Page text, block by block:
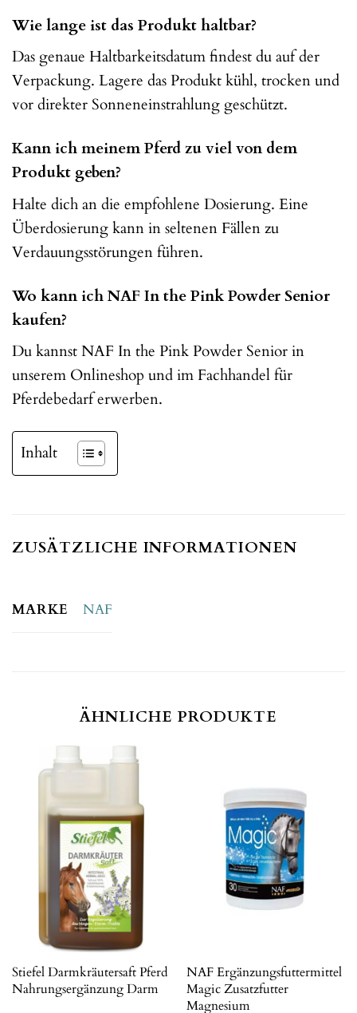
Wie lange ist das Produkt haltbar?
Das genaue Haltbarkeitsdatum findest du auf der
Verpackung. Lagere das Produkt kühl, trocken und
vor direkter Sonneneinstrahlung geschützt.
Kann ich meinem Pferd zu viel von dem
Produkt geben?
Halte dich an die empfohlene Dosierung. Eine
Überdosierung kann in seltenen Fällen zu
Verdauungsstörungen führen.
Wo kann ich NAF In the Pink Powder Senior
kaufen?
Du kannst NAF In the Pink Powder Senior in
unserem Onlineshop und im Fachhandel für
Pferdebedarf erwerben.
Inhalt
ZUSÄTZLICHE INFORMATIONEN
MARKE NAF
ÄHNLICHE PRODUKTE
Stiefel Darmkräutersaft Pferd
Nahrungsergänzung Darm
NAF Ergänzungsfuttermittel
Magic Zusatzfutter
Magnesium